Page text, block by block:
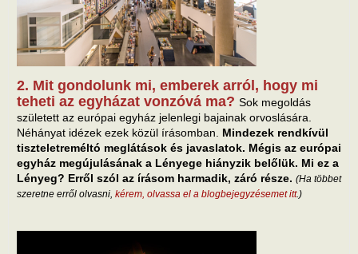
2. Mit gondolunk mi, emberek arról, hogy mi
teheti az egyházat vonzóvá ma? Sok megoldás
született az európai egyház jelenlegi bajainak orvoslására.
Néhányat idézek ezek közül írásomban. Mindezek rendkívül
tiszteletreméltó meglátások és javaslatok. Mégis az európai
egyház megújulásának a Lényege hiányzik belőlük. Mi ez a
Lényeg? Erről szól az írásom harmadik, záró része. (Ha többet
szeretne erről olvasni, kérem, olvassa el a blogbejegyzésemet itt.)